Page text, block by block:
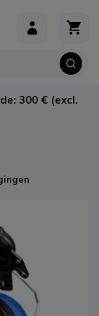
300 € (excl.